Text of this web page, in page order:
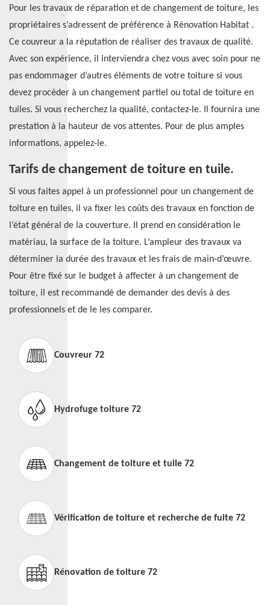
Pour les travaux de réparation et de changement de toiture, les
propriétaires s’adressent de préférence à Rénovation Habitat .
Ce couvreur a la réputation de réaliser des travaux de qualité.
Avec son expérience, il interviendra chez vous avec soin pour ne
pas endommager d’autres éléments de votre toiture si vous
devez procéder à un changement partiel ou total de toiture en
tuiles. Si vous recherchez la qualité, contactez-le. Il fournira une
prestation à la hauteur de vos attentes. Pour de plus amples
informations, appelez-le.
Tarifs de changement de toiture en tuile.
Si vous faites appel à un professionnel pour un changement de
toiture en tuiles, il va fixer les coûts des travaux en fonction de
l’état général de la couverture. Il prend en considération le
matériau, la surface de la toiture. L’ampleur des travaux va
déterminer la durée des travaux et les frais de main-d’œuvre.
Pour être fixé sur le budget à affecter à un changement de
toiture, il est recommandé de demander des devis à des
professionnels et de le les comparer.
Couvreur 72
Hydrofuge toiture 72
Changement de toiture et tuile 72
Vérification de toiture et recherche de fuite 72
Rénovation de toiture 72